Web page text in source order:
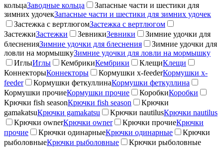
кольцаЗаводные кольца
Запасные части и шестики для
зимних удочекЗапасные части и шестики для зимних удочек
Застежка с вертлюгомЗастежка с вертлюгом
ЗастежкиЗастежки ЗевникиЗевники
Зимние удочки для
блесненияЗимние удочки для блеснения
Зимние удочки для
ловли на мормышкуЗимние удочки для ловли на мормышку
ИглыИглы КембрикиКембрики КлещиКлещи
КоннекторыКоннекторы Кормушки x-feederКормушки x-
feeder
Кормушки феткуллинаКормушки феткуллина
Кормушки прочиеКормушки прочие КоробкиКоробки
Крючки fish seasonКрючки fish season
Крючки
gamakatsuКрючки gamakatsu Крючки nautilusКрючки nautilus
Крючки ownerКрючки owner Крючки прочиеКрючки
прочие
Крючки одинарныеКрючки одинарные
Крючки
рыболовныеКрючки рыболовные
Крючки рыболовные